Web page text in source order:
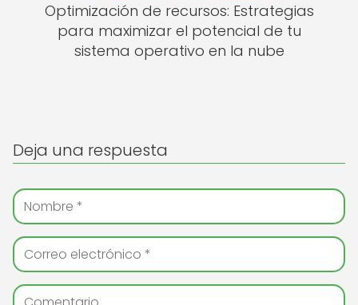
Optimización de recursos: Estrategias
para maximizar el potencial de tu
sistema operativo en la nube
Deja una respuesta